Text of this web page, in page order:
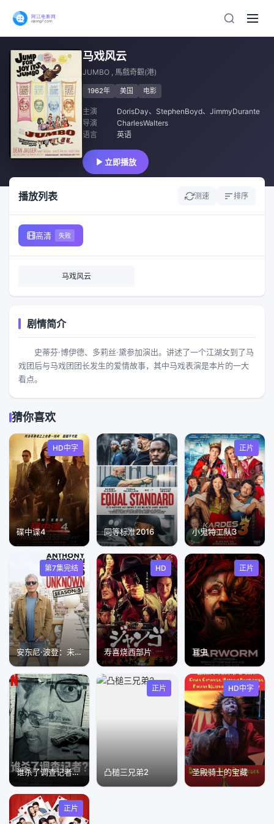
马戏风云
JUMBO , 馬戲奇觀(港)
1962年 美国 电影
主演 DorisDay、 StephenBoyd、 JimmyDurante
导演
CharlesWalters
语言
英语
立即播放
播放列表 测速 排序
高清 失败
马戏风云
剧情简介
史蒂芬·博伊德、多莉丝·黛参加演出。讲述了一个江湖女到了马
戏团后与马戏团团长发生的爱情故事，其中马戏表演是本片的一大
看点。
猜你喜欢
HD中字
碟中谍4 同等标准2016
正片
小鬼特工队3
第7集完结
安东尼·波登：未知之旅第五季
HD
寿喜烧西部片
正片
耳虫
谁杀了调查记者2021
正片
凸槌三兄弟2
HD中字
圣殿骑士的宝藏
正片